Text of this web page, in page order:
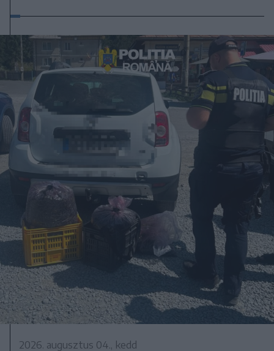
2026. augusztus 04., kedd